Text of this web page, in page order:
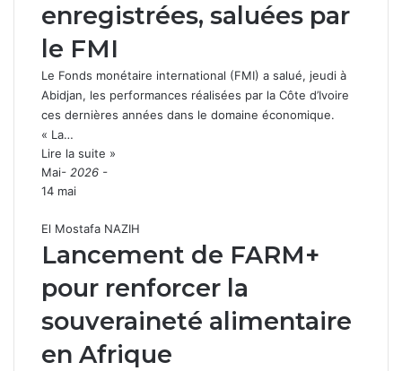
enregistrées, saluées par
le FMI
Le Fonds monétaire international (FMI) a salué, jeudi à
Abidjan, les performances réalisées par la Côte d’Ivoire
ces dernières années dans le domaine économique.
« La…
Lire la suite »
Mai- 2026 -
14 mai
El Mostafa NAZIH
Lancement de FARM+
pour renforcer la
souveraineté alimentaire
en Afrique